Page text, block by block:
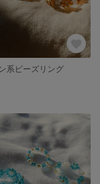
系ビーズリング